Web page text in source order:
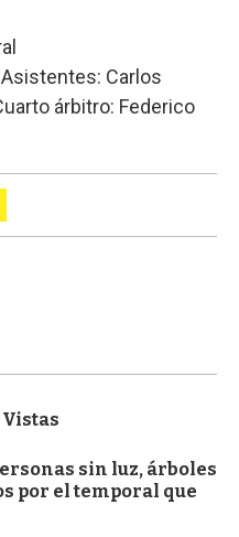
Carlos
árbitro: Federico
Vistas
sin luz, árboles
por el temporal que